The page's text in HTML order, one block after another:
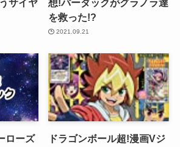
サイヤ
想!バーダックがグラノラ達
を救った!?
2021.09.21
ローズ
ドラゴンボール超!漫画Vジ